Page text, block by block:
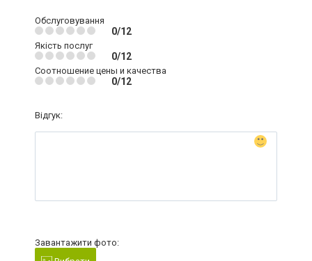
Обслуговування
0/12
Якість послуг
0/12
Соотношение цены и качества
0/12
Відгук:
Завантажити фото: